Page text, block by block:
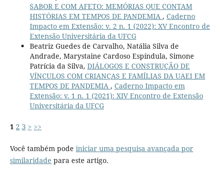
SABOR E COM AFETO: MEMÓRIAS QUE CONTAM
HISTÓRIAS EM TEMPOS DE PANDEMIA , Caderno
Impacto em Extensão: v. 2 n. 1 (2022): XV Encontro de
Extensão Universitária da UFCG
Beatriz Guedes de Carvalho, Natália Silva de
Andrade, Marystaine Cardoso Espíndula, Simone
Patrícia da Silva, DIÁLOGOS E CONSTRUÇÃO DE
VÍNCULOS COM CRIANÇAS E FAMÍLIAS DA UAEI EM
TEMPOS DE PANDEMIA , Caderno Impacto em
Extensão: v. 1 n. 1 (2021): XIV Encontro de Extensão
Universitária da UFCG
1 2 3 > >>
Você também pode iniciar uma pesquisa avançada por
similaridade para este artigo.